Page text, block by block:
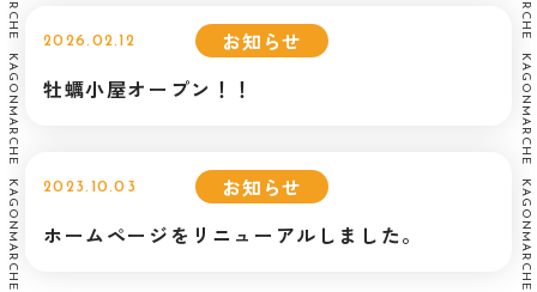
2026.02.12 お知らせ
牡蠣小屋オープン！！
2023.10.03 お知らせ
ホームページをリニューアルしました。